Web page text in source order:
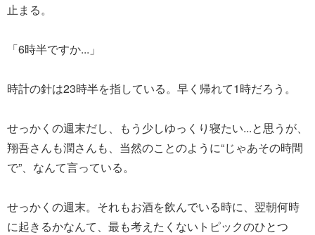
止まる。
「6時半ですか...」
時計の針は23時半を指している。早く帰れて1時だろう。
せっかくの週末だし、もう少しゆっくり寝たい...と思うが、
翔吾さんも潤さんも、当然のことのように“じゃあその時間
で”、なんて言っている。
せっかくの週末。それもお酒を飲んでいる時に、翌朝何時
に起きるかなんて、最も考えたくないトピックのひとつ